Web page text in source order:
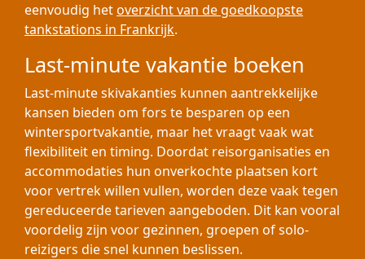
eenvoudig hetoverzicht van de goedkoopste
tankstations in Frankrijk.
Last-minute vakantie boeken
Last-minute skivakanties kunnen aantrekkelijke
kansen bieden om fors te besparen op een
wintersportvakantie, maar het vraagt vaak wat
flexibiliteit en timing. Doordat reisorganisaties en
accommodaties hun onverkochte plaatsen kort
voor vertrek willen vullen, worden deze vaak tegen
gereduceerde tarieven aangeboden. Dit kan vooral
voordelig zijn voor gezinnen, groepen of solo-
reizigers die snel kunnen beslissen.